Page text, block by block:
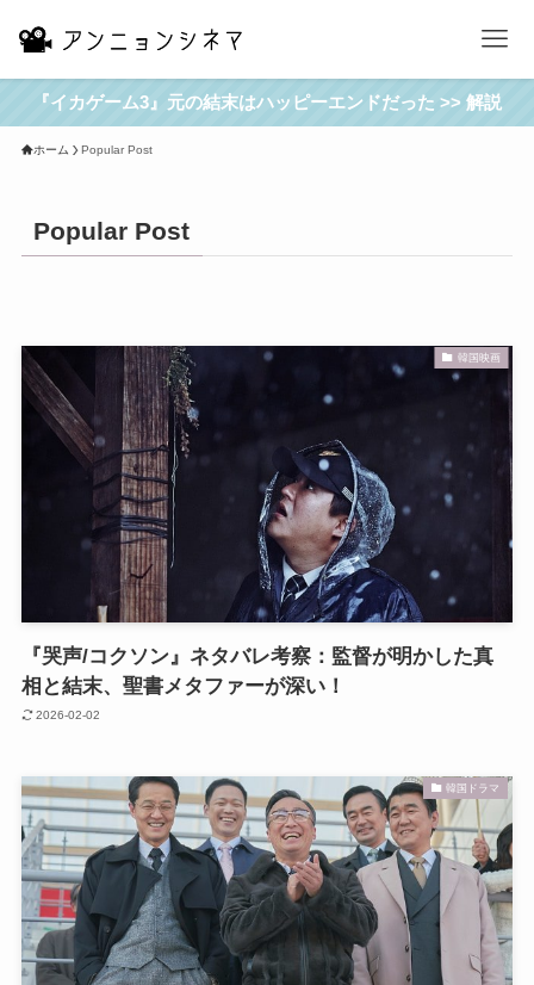
『イカゲーム3』元の結末はハッピーエンドだった >> 解説
ホーム Popular Post
Popular Post
韓国映画
『哭声/コクソン』ネタバレ考察：監督が明かした真
相と結末、聖書メタファーが深い！
2026-02-02
韓国ドラマ